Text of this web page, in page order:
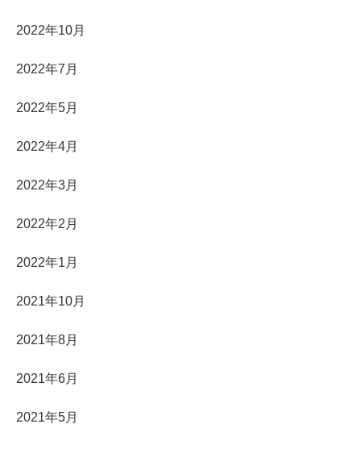
2022年10月
2022年7月
2022年5月
2022年4月
2022年3月
2022年2月
2022年1月
2021年10月
2021年8月
2021年6月
2021年5月